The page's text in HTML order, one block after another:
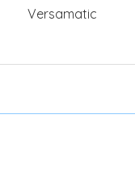
Versamatic